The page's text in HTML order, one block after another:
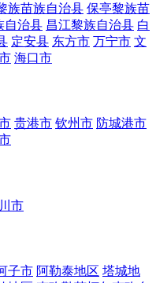
族苗族自治县 保亭黎族苗
自治县 昌江黎族自治县 白
定安县 东方市 万宁市 文
海口市
贵港市 钦州市 防城港市
市
子市 阿勒泰地区 塔城地